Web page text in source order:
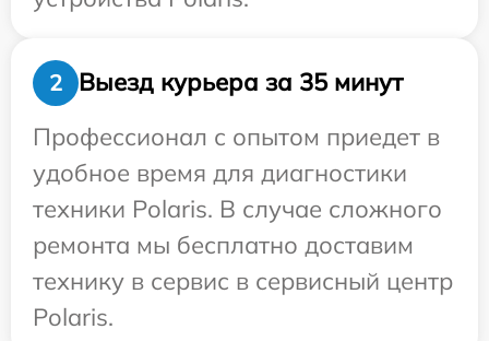
2
Выезд курьера за 35 минут
Профессионал с опытом приедет в
удобное время для диагностики
техники Polaris. В случае сложного
ремонта мы бесплатно доставим
технику в сервис в сервисный центр
Polaris.